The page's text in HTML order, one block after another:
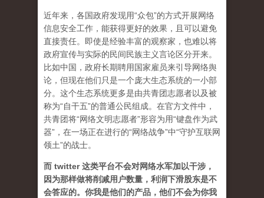
近年来，各国政府发现用“众包”的方式开展网络
信息安全工作，能获得更好的效果，且可以避免
直接责任。即使是经验丰富的观察家，也难以将
政府宣传与实际的民间民族主义言论区分开来。
比如中国，政府长期聘用国家雇员来引导网络舆
论，但现在他们只是一个庞大生态系统的一小部
分。这个生态系统更多是由共青团志愿者以及被
称为“自干五”的普通公民组成。在官方文件中，
共青团将“网络文明志愿者”形容为用“键盘作为武
器”，在一场正在进行的“网络战争”中“守护互联网
领土”的战士。
而 twitter 这类平台不会对网络水军加以干涉，
因为那样做将削减用户数量，利润下滑股东是不
会答应的。你我是他们的产品，他们不会为你我